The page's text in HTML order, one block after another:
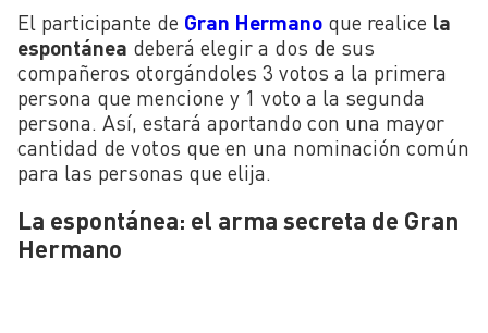
El participante de Gran Hermano que realice la
espontánea deberá elegir a dos de sus
compañeros otorgándoles 3 votos a la primera
persona que mencione y 1 voto a la segunda
persona. Así, estará aportando con una mayor
cantidad de votos que en una nominación común
para las personas que elija.
La espontánea: el arma secreta de Gran
Hermano